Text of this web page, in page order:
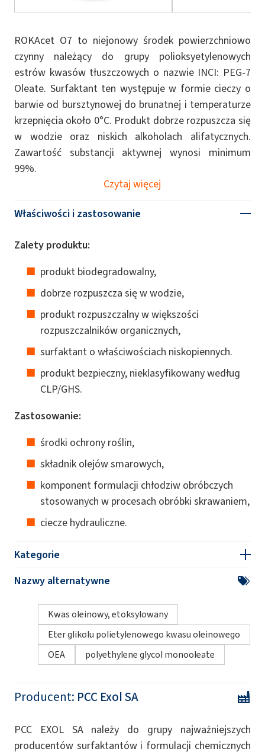
ROKAcet O7 to niejonowy środek powierzchniowo
czynny należący do grupy polioksyetylenowych
estrów kwasów tłuszczowych o nazwie INCI: PEG-7
Oleate. Surfaktant ten występuje w formie cieczy o
barwie od bursztynowej do brunatnej i temperaturze
krzepnięcia około 0°C. Produkt dobrze rozpuszcza się
w wodzie oraz niskich alkoholach alifatycznych.
Zawartość substancji aktywnej wynosi minimum
99%.
Czytaj więcej
Właściwości i zastosowanie
Zalety produktu:
produkt biodegradowalny,
dobrze rozpuszcza się w wodzie,
produkt rozpuszczalny w większości
rozpuszczalników organicznych,
surfaktant o właściwościach niskopiennych.
produkt bezpieczny, nieklasyfikowany według
CLP/GHS.
Zastosowanie:
środki ochrony roślin,
składnik olejów smarowych,
komponent formulacji chłodziw obróbczych
stosowanych w procesach obróbki skrawaniem,
ciecze hydrauliczne.
Kategorie
Nazwy alternatywne
Kwas oleinowy, etoksylowany
Eter glikolu polietylenowego kwasu oleinowego
OEA
polyethylene glycol monooleate
Producent: PCC Exol SA
PCC EXOL SA należy do grupy najważniejszych
producentów surfaktantów i formulacji chemicznych